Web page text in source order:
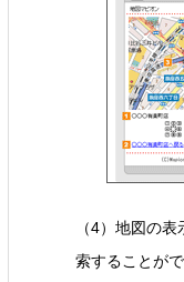
（4）地図の
索することがで